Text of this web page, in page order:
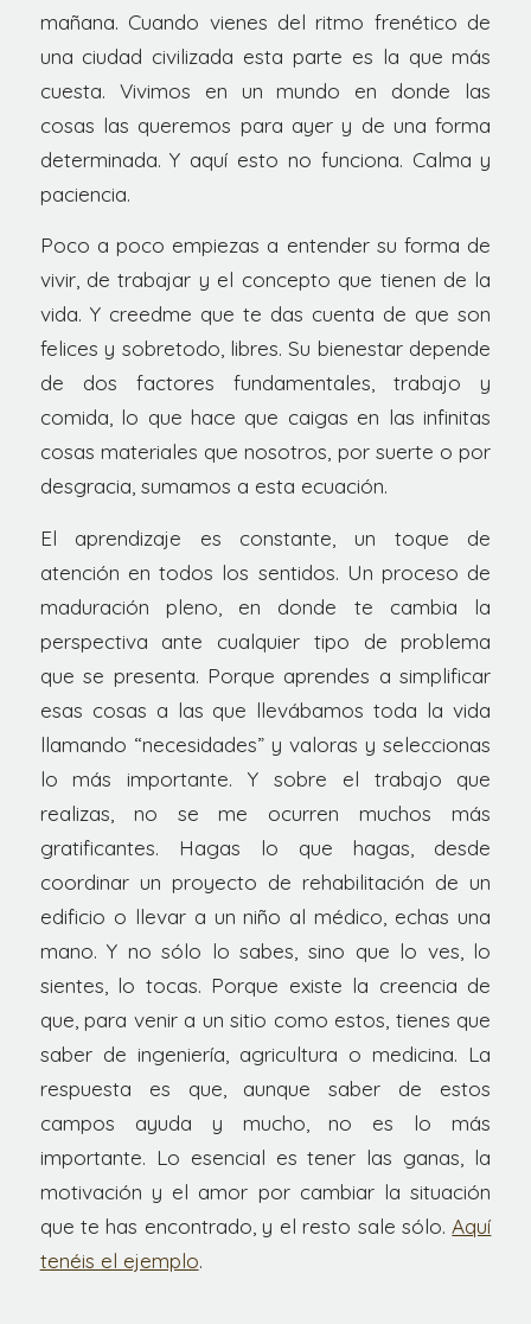
mañana. Cuando vienes del ritmo frenético de
una ciudad civilizada esta parte es la que más
cuesta. Vivimos en un mundo en donde las
cosas las queremos para ayer y de una forma
determinada. Y aquí esto no funciona. Calma y
paciencia.
Poco a poco empiezas a entender su forma de
vivir, de trabajar y el concepto que tienen de la
vida. Y creedme que te das cuenta de que son
felices y sobretodo, libres. Su bienestar depende
de dos factores fundamentales, trabajo y
comida, lo que hace que caigas en las infinitas
cosas materiales que nosotros, por suerte o por
desgracia, sumamos a esta ecuación.
El aprendizaje es constante, un toque de
atención en todos los sentidos. Un proceso de
maduración pleno, en donde te cambia la
perspectiva ante cualquier tipo de problema
que se presenta. Porque aprendes a simplificar
esas cosas a las que llevábamos toda la vida
llamando “necesidades” y valoras y seleccionas
lo más importante. Y sobre el trabajo que
realizas, no se me ocurren muchos más
gratificantes. Hagas lo que hagas, desde
coordinar un proyecto de rehabilitación de un
edificio o llevar a un niño al médico, echas una
mano. Y no sólo lo sabes, sino que lo ves, lo
sientes, lo tocas. Porque existe la creencia de
que, para venir a un sitio como estos, tienes que
saber de ingeniería, agricultura o medicina. La
respuesta es que, aunque saber de estos
campos ayuda y mucho, no es lo más
importante. Lo esencial es tener las ganas, la
motivación y el amor por cambiar la situación
que te has encontrado, y el resto sale sólo.Aquí
tenéis el ejemplo.